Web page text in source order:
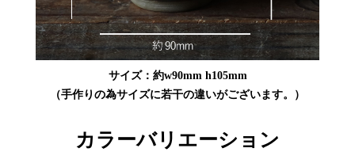
サイズ：約w90mm h105mm
（手作りの為サイズに若干の違いがございます。）
カラーバリエーション